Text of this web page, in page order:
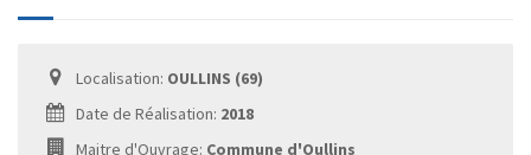
Localisation: OULLINS (69)
Date de Réalisation: 2018
Maitre d'Ouvrage: Commune d'Oullins